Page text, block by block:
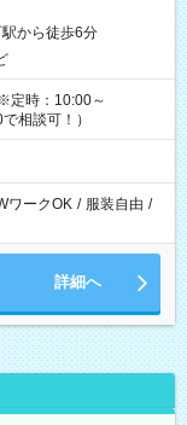
から徒歩6分
定時：10:00～
相談可！）
ワークOK / 服装自由 /
詳細へ